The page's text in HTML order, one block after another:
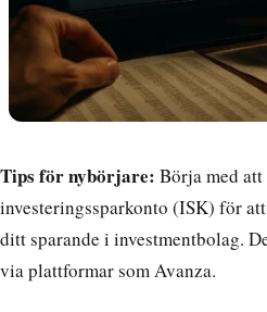
Tips för nybörjare: Börja med
investeringssparkonto (ISK) för
ditt sparande i investmentbolag.
via plattformar som Avanza.